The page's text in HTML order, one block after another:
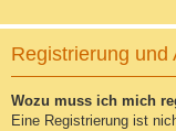
Registrierung und
Wozu muss ich mich
Eine Registrierung ist